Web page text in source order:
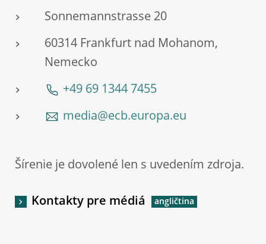
Sonnemannstrasse 20
60314 Frankfurt nad Mohanom,
Nemecko
+49 69 1344 7455
media@ecb.europa.eu
Šírenie je dovolené len s uvedením zdroja.
Kontakty pre médiá